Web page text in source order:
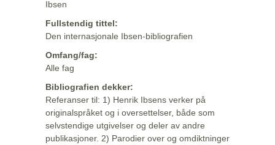
Ibsen
Fullstendig tittel:
Den internasjonale Ibsen-bibliografien
Omfang/fag:
Alle fag
Bibliografien dekker:
Referanser til: 1) Henrik Ibsens verker på
originalspråket og i oversettelser, både som
selvstendige utgivelser og deler av andre
publikasjoner. 2) Parodier over og omdiktninger